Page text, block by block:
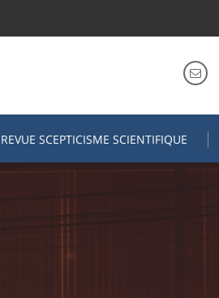
REVUE SCEPTICISME SCIENTIFIQUE